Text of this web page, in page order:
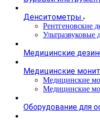
Денситометры
Рентгеновские
Ультразвуковые
Медицинские
Медицинские
Медицинские
Медицинские
Оборудование для